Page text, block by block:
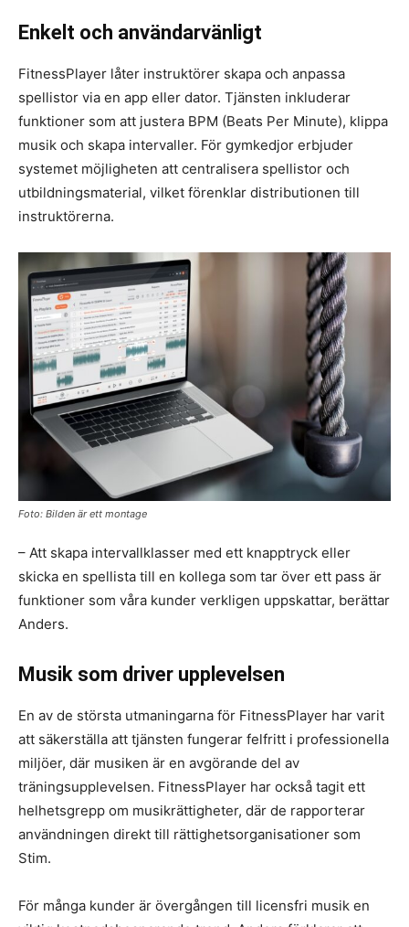
Enkelt och användarvänligt
FitnessPlayer låter instruktörer skapa och anpassa
spellistor via en app eller dator. Tjänsten inkluderar
funktioner som att justera BPM (Beats Per Minute), klippa
musik och skapa intervaller. För gymkedjor erbjuder
systemet möjligheten att centralisera spellistor och
utbildningsmaterial, vilket förenklar distributionen till
instruktörerna.
Foto: Bilden är ett montage
– Att skapa intervallklasser med ett knapptryck eller
skicka en spellista till en kollega som tar över ett pass är
funktioner som våra kunder verkligen uppskattar, berättar
Anders.
Musik som driver upplevelsen
En av de största utmaningarna för FitnessPlayer har varit
att säkerställa att tjänsten fungerar felfritt i professionella
miljöer, där musiken är en avgörande del av
träningsupplevelsen. FitnessPlayer har också tagit ett
helhetsgrepp om musikrättigheter, där de rapporterar
användningen direkt till rättighetsorganisationer som
Stim.
För många kunder är övergången till licensfri musik en